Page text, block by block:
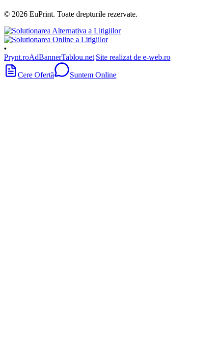
© 2026 EuPrint. Toate drepturile rezervate.
•
Prynt.roAdBannerTablou.net|Site realizat de e-web.ro
Cere Ofertă Suntem Online